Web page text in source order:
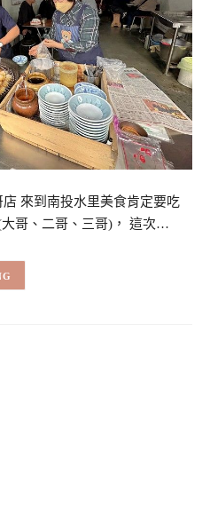
來到南投水里美食肯定要吃
哥、二哥、三哥)， 這次…